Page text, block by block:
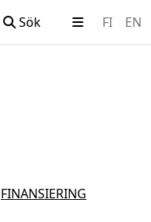
Sök FI EN
FINANSIERING